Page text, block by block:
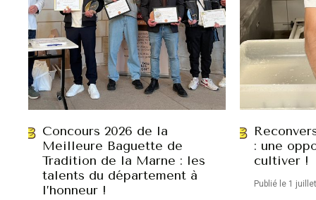
Concours 2026 de la
Meilleure Baguette de
Tradition de la Marne : les
talents du département à
l’honneur !
: une
cultiver !
Publié le 1